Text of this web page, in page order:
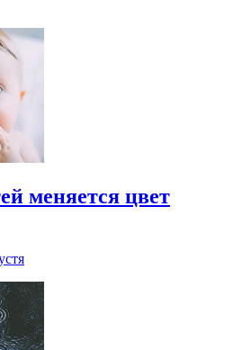
меняется цвет